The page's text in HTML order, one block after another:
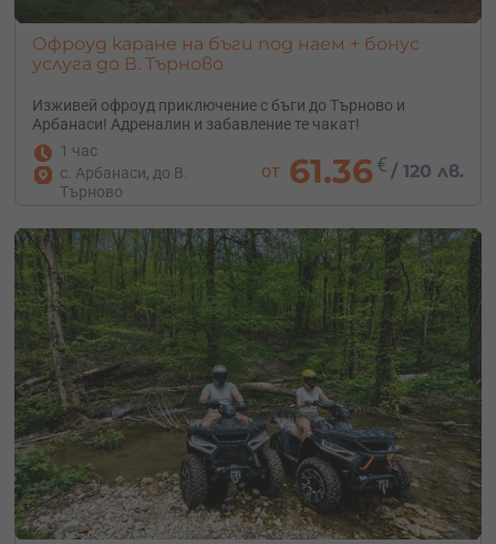
Офроуд каране на бъги под наем + бонус
услуга до В. Търново
Изживей офроуд приключение с бъги до Търново и
Арбанаси! Адреналин и забавление те чакат!
1 час
с. Арбанаси, до В.
Търново
от 61.36€ /120 лв.